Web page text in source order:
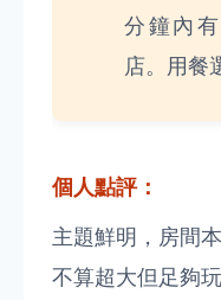
分鐘內
店。用餐
個人點評：
主題鮮明，房間
不算超大但足夠